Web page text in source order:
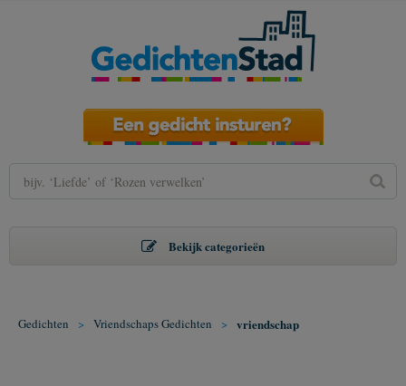
Bekijk categorieën
Gedichten > Vriendschaps Gedichten > vriendschap